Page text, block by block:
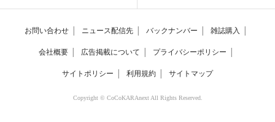
お問い合わせ ニュース配信先 バックナンバー 雑誌購入
会社概要 広告掲載について プライバシーポリシー
サイトポリシー 利用規約 サイトマップ
Copyright © CoCoKARAnext All Rights Reserved.